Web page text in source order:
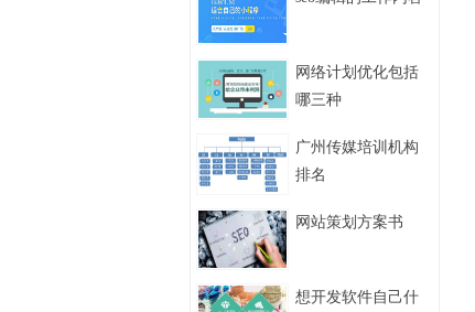
网络计划优化包括
哪三种
广州传媒培训机构
排名
网站策划方案书
想开发软件自己什